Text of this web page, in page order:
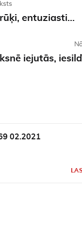
entuziasti...
iejutās,
02.2021